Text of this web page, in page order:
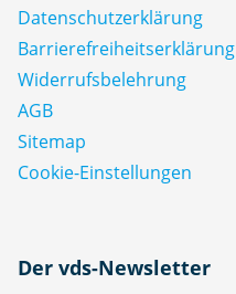
Datenschutz­erklärung
Barrierefreiheitserklärung
Widerrufsbelehrung
AGB
Sitemap
Cookie-Einstellungen
Der vds-Newsletter
N